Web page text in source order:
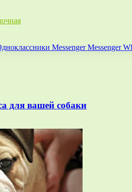
Messenger Messenger
для вашей собаки